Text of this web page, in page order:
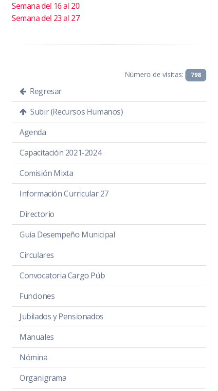
Semana del 16 al 20
Semana del 23 al 27
Número de visitas: 798
Regresar
Subir (Recursos Humanos)
Agenda
Capacitación 2021-2024
Comisión Mixta
Información Curricular 27
Directorio
Guía Desempeño Municipal
Circulares
Convocatoria Cargo Púb
Funciones
Jubilados y Pensionados
Manuales
Nómina
Organigrama